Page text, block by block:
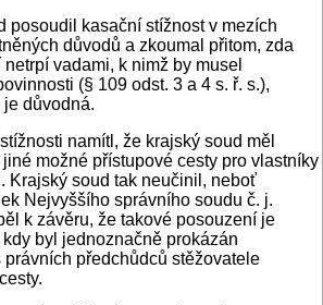
posoudil kasační stížnost v mezích
důvodů a zkoumal přitom, zda
vadami, k nimž by musel
(§ 109 odst. 3 a 4 s. ř. s.),
důvodná.
namítl, že krajský soud měl
možné přístupové cesty pro vlastníky
Krajský soud tak neučinil, neboť
Nejvyššího správního soudu č. j.
k závěru, že takové posouzení je
byl jednoznačně prokázán
předchůdců stěžovatele